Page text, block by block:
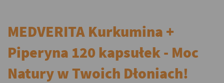
MEDVERITA Kurkumina +
Piperyna 120 kapsułek - Moc
Natury w Twoich Dłoniach!